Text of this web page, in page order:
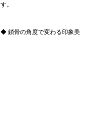
す。
◆ 鎖骨の角度で変わる印象美